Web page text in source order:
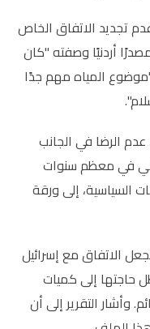
تجديد الاتفاق الخاص
أردنيًا وصفته "كان
المياه مهم جدًا
الرضا في الجانب
في معظم سنوات
السياسية، إلى ورقة
الاتفاق مع إسرائيل
حاجتها إلى كميات
وأشار التقرير إلى أن